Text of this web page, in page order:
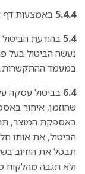
5.4.4 באמצעות דף
5.4 בהודעת
נעשה הביטול בעל
במעמד ההתקשרות.
6.4 בביטול עסקה
שהוזמן, איחור
הביטול, את אותו
תבטל את החיוב
ולא תגבה מהלקוח